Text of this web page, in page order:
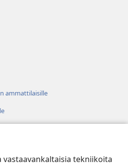
vastaavankaltaisia tekniikoita
ammattilaisille